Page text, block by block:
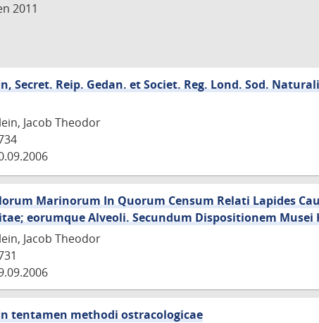
2011
Secret. Reip. Gedan. et Societ. Reg. Lond. Sod.
Jacob Theodor
Marinorum In Quorum Censum Relati Lapides
eorumque Alveoli. Secundum Dispositionem Musei
Jacob Theodor
tentamen methodi ostracologicae